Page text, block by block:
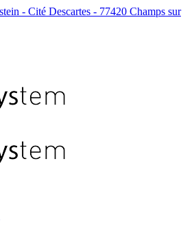
- Cité Descartes - 77420 Champs sur